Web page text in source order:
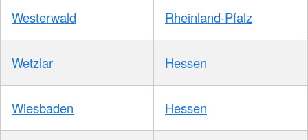
Westerwald Rheinland-Pfalz
Wetzlar Hessen
Wiesbaden Hessen